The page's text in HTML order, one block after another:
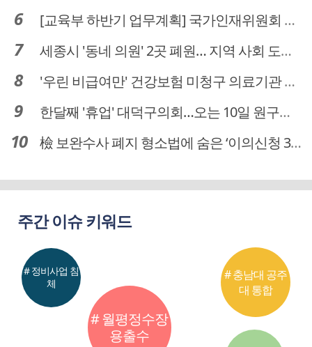
[교육부 하반기 업무계획] 국가인재위원회 신설… 거점국립대 3곳 성장엔진·AI 분야 패키지 지원
세종시 '동네 의원' 2곳 폐원… 지역 사회 도마 위
'우린 비급여만' 건강보험 미청구 의료기관 대전 65곳 충남 31곳
한달째 '휴업' 대덕구의회…오는 10일 원구성 다시 돌입
檢 보완수사 폐지 형소법에 숨은 ‘이의신청 3개월 제한’…황운하는 30일 추진
주간 이슈 키워드
# 월평정수장
용출수
# 충남대 공주
대 통합
# 정비사업 침
체